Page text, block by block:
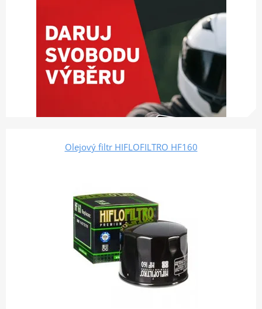
Olejový filtr HIFLOFILTRO HF160